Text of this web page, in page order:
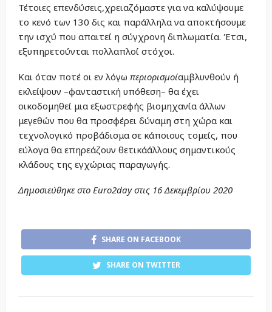
Τέτοιες επενδύσεις,χρειαζόμαστε για να καλύψουμε
το κενό των 130 δις και παράλληλα να αποκτήσουμε
την ισχύ που απαιτεί η σύγχρονη διπλωματία. Έτσι,
εξυπηρετούνται πολλαπλοί στόχοι.
Και όταν ποτέ οι εν λόγω περιορισμοίαμβλυνθούν ή
εκλείψουν –φανταστική υπόθεση– θα έχει
οικοδομηθεί μια εξωστρεφής βιομηχανία άλλων
μεγεθών που θα προσφέρει δύναμη στη χώρα και
τεχνολογικό προβάδισμα σε κάποιους τομείς, που
εύλογα θα επηρεάζουν θετικάάλλους σημαντικούς
κλάδους της εγχώριας παραγωγής.
Δημοσιεύθηκε στο Euro2dayστις 16 Δεκεμβρίου 2020
SHARE ON FACEBOOK
SHARE ON TWITTER